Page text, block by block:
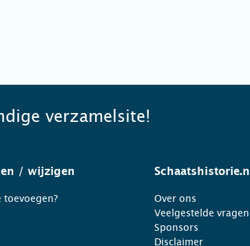
verzamelsite!
/ wijzigen
toevoegen?
Schaatshistorie.nl
Over ons
Veelgestelde vragen
Sponsors
Disclaimer